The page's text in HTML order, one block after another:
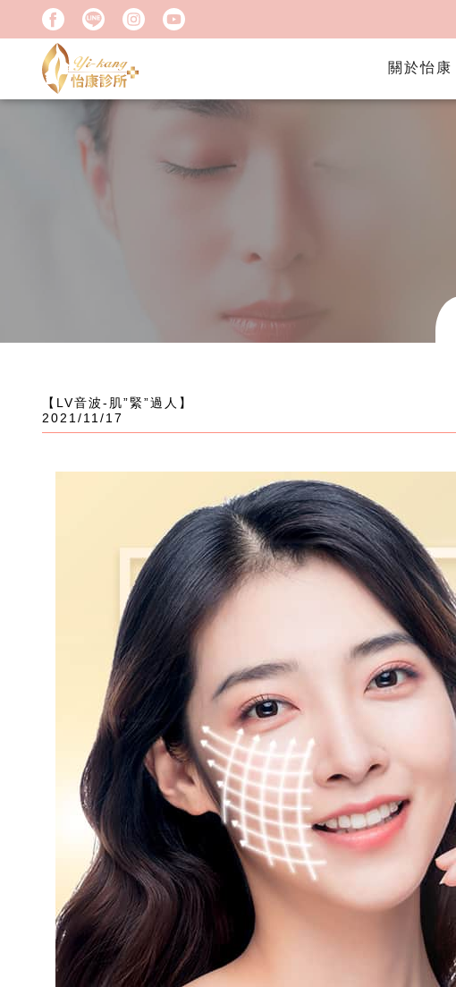
關於怡康
【LV音波-肌”緊”過人】
2021/11/17